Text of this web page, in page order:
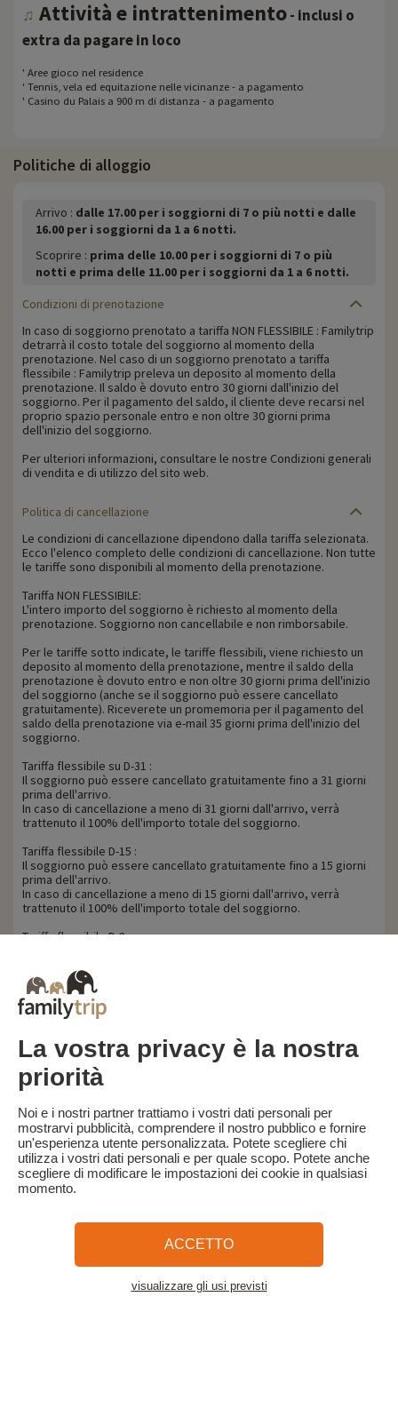
♫ Attività e intrattenimento- inclusi o
extra da pagare in loco
' Aree gioco nel residence
' Tennis, vela ed equitazione nelle vicinanze - a pagamento
' Casino du Palais a 900 m di distanza - a pagamento
Politiche di alloggio
Arrivo : dalle 17.00 per i soggiorni di 7 o più notti e dalle
16.00 per i soggiorni da 1 a 6 notti.
Scoprire : prima delle 10.00 per i soggiorni di 7 o più
notti e prima delle 11.00 per i soggiorni da 1 a 6 notti.
Condizioni di prenotazione
In caso di soggiorno prenotato a tariffa NON FLESSIBILE : Familytrip
detrarrà il costo totale del soggiorno al momento della
prenotazione. Nel caso di un soggiorno prenotato a tariffa
flessibile : Familytrip preleva un deposito al momento della
prenotazione. Il saldo è dovuto entro 30 giorni dall'inizio del
soggiorno. Per il pagamento del saldo, il cliente deve recarsi nel
proprio spazio personale entro e non oltre 30 giorni prima
dell'inizio del soggiorno.
Per ulteriori informazioni, consultare le nostre Condizioni generali
di vendita e di utilizzo del sito web.
Politica di cancellazione
Le condizioni di cancellazione dipendono dalla tariffa selezionata.
Ecco l'elenco completo delle condizioni di cancellazione. Non tutte
le tariffe sono disponibili al momento della prenotazione.
Tariffa NON FLESSIBILE:
L'intero importo del soggiorno è richiesto al momento della
prenotazione. Soggiorno non cancellabile e non rimborsabile.
Per le tariffe sotto indicate, le tariffe flessibili, viene richiesto un
deposito al momento della prenotazione, mentre il saldo della
prenotazione è dovuto entro e non oltre 30 giorni prima dell'inizio
del soggiorno (anche se il soggiorno può essere cancellato
gratuitamente). Riceverete un promemoria per il pagamento del
saldo della prenotazione via e-mail 35 giorni prima dell'inizio del
soggiorno.
Tariffa flessibile su D-31 :
Il soggiorno può essere cancellato gratuitamente fino a 31 giorni
prima dell'arrivo.
In caso di cancellazione a meno di 31 giorni dall'arrivo, verrà
trattenuto il 100% dell'importo totale del soggiorno.
Tariffa flessibile D-15 :
Il soggiorno può essere cancellato gratuitamente fino a 15 giorni
prima dell'arrivo.
In caso di cancellazione a meno di 15 giorni dall'arrivo, verrà
trattenuto il 100% dell'importo totale del soggiorno.
Tariffa flessibile D-8 :
In caso di cancellazione a meno di 8 giorni dall'arrivo, verrà
trattenuto il 100% dell'importo totale del soggiorno.
Tariffa flessibile D-3 :
Il soggiorno può essere cancellato gratuitamente fino a 3 giorni
prima dell'arrivo.
In caso di cancellazione a meno di 3 giorni dall'arrivo, verrà
trattenuto il 100% dell'importo totale del soggiorno.
Familytrip consiglia di stipulare un'assicurazione di annullamento
con il suo partner AREAS Assurances. Sottoscriverla al momento
della prenotazione o entro 24 ore dalla prenotazione per telefono.
Termini e condizioni generali e informativa sulla privacy
Cosa dice di noi la stampa
Mappa del sito
La vostra privacy è la nostra
priorità
Noi e i nostri partner trattiamo i vostri dati personali per
mostrarvi pubblicità, comprendere il nostro pubblico e fornire
un'esperienza utente personalizzata. Potete scegliere chi
utilizza i vostri dati personali e per quale scopo. Potete anche
scegliere di modificare le impostazioni dei cookie in qualsiasi
momento.
ACCETTO
visualizzare gli usi previsti